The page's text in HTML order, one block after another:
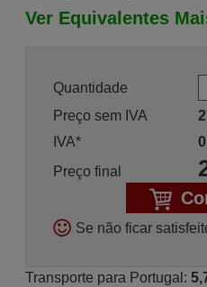
Ver Equivalentes
Quantidade
Preço sem IVA
IVA*
Preço final
Se não ficar
Transporte para Portugal: